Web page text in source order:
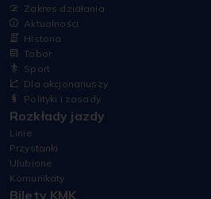
Zakres działania
Aktualności
Historia
Tabor
Sport
Dla akcjonariuszy
Polityki i zasady
Rozkłady jazdy
Linie
Przystanki
Ulubione
Komunikaty
Bilety KMK